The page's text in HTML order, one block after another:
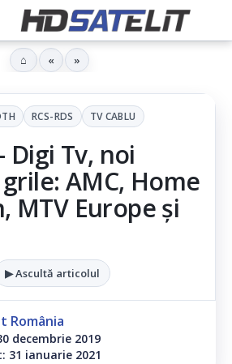
RCS-RDS TV CABLU
Digi Tv, noi
AMC, Home
MTV Europe și
▶ Ascultă articolul
România
decembrie 2019
31 ianuarie 2021
⌂ « »